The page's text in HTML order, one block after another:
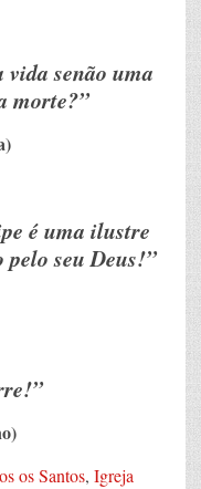
vida senão uma
morte?”
é uma ilustre
seu Deus!”
os Santos, Igreja